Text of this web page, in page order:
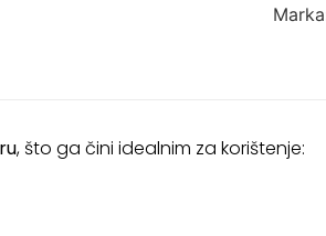
, što ga čini idealnim za korištenje: